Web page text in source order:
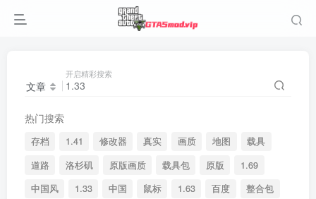
文章
开启精彩搜索
热门搜索
存档 1.41 修改器 真实 画质 地图
载具
道路
洛杉矶 原版画质 载具包 原版
1.69
中国风
1.33 中国 鼠标 1.63 百度 整合包